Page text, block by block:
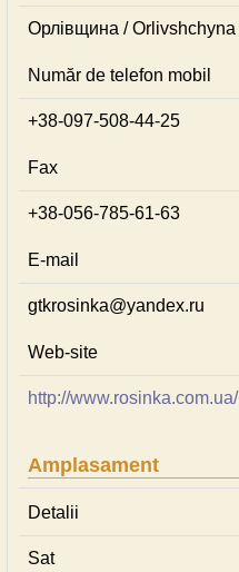
Орлівщина / Orlivshchyna
Număr de telefon mobil
+38-097-508-44-25
Fax
+38-056-785-61-63
E-mail
gtkrosinka@yandex.ru
Web-site
http://www.rosinka.com.ua/
Amplasament
Detalii
Sat